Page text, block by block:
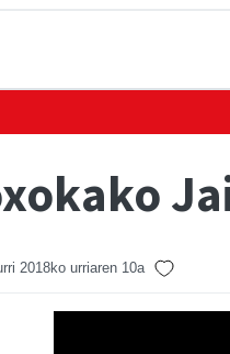
2018ko urriaren 10a